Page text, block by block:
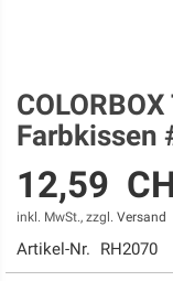
Zum
Anfang
der
Bildgalerie
springen
Farbkissen
12,59
inkl. MwSt., zzgl. Versand
Artikel-Nr. RH2070